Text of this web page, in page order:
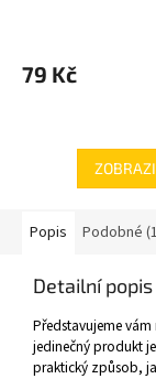
79 Kč
Popis Podobné
Detailní
Představujeme
jedinečný produkt
praktický způsob,